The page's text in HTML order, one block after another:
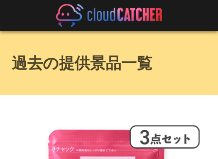
過去の提供景品一覧